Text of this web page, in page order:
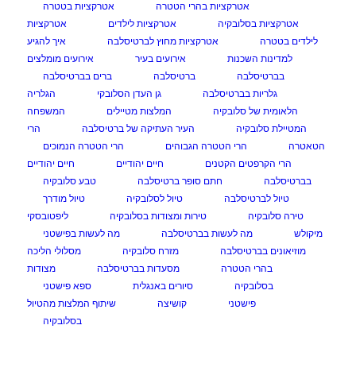
אטרקציות בהרי הטטרה
אטרקציות בטטרה
אטרקציות בסלובקיה
אטרקציות לילדים
אטרקציות
לילדים בטטרה
אטרקציות מחוץ לברטיסלבה
איך להגיע
למדינות השכנות
אירועים בעיר
אירועים מומלצים
בברטיסלבה
ברטיסלבה
ברים בברטיסלבה
גלריות בברטיסלבה
גן העדן הסלובקי
הגלריה
הלאומית של סלובקיה
המלצות מטיילים
המשפחה
המטיילת סלובקיה
העיר העתיקה של ברטיסלבה
הרי
הטאטרה
הרי הטטרה הגבוהים
הרי הטטרה הנמוכים
הרי הקרפטים הקטנים
חיים יהודיים
חיים יהודיים
בברטיסלבה
חתם סופר ברטיסלבה
טבע סלובקיה
טיול לברטיסלבה
טיול לסלובקיה
טיול מודרך
טירה סלובקיה
טירות ומצודות בסלובקיה
ליפטובסקי
מיקולש
מה לעשות בברטיסלבה
מה לעשות בפישטני
מוזיאונים בברטיסלבה
מזרח סלובקיה
מסלולי הליכה
בהרי הטטרה
מסעדות בברטיסלבה
מצודות
בסלובקיה
סיורים באנגלית
ספא פישטני
פישטני
קושיצה
שיתוף המלצות מהטיול
בסלובקיה